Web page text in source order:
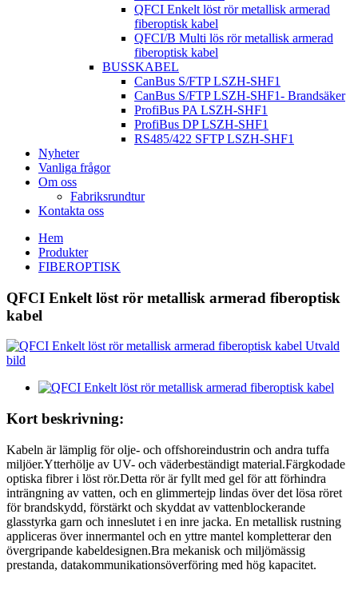
QFCI Enkelt löst rör metallisk armerad
fiberoptisk kabel
QFCI/B Multi lös rör metallisk armerad
fiberoptisk kabel
BUSSKABEL
CanBus S/FTP LSZH-SHF1
CanBus S/FTP LSZH-SHF1- Brandsäker
ProfiBus PA LSZH-SHF1
ProfiBus DP LSZH-SHF1
RS485/422 SFTP LSZH-SHF1
Nyheter
Vanliga frågor
Om oss
Fabriksrundtur
Kontakta oss
Hem
Produkter
FIBEROPTISK
QFCI Enkelt löst rör metallisk armerad fiberoptisk
kabel
Kort beskrivning:
Kabeln är lämplig för olje- och offshoreindustrin och andra tuffa
miljöer.Ytterhölje av UV- och väderbeständigt material.Färgkodade
optiska fibrer i löst rör.Detta rör är fyllt med gel för att förhindra
inträngning av vatten, och en glimmertejp lindas över det lösa röret
för brandskydd, förstärkt och skyddat av vattenblockerande
glasstyrka garn och inneslutet i en inre jacka. En metallisk rustning
appliceras över innermantel och en yttre mantel kompletterar den
övergripande kabeldesignen.Bra mekanisk och miljömässig
prestanda, datakommunikationsöverföring med hög kapacitet.